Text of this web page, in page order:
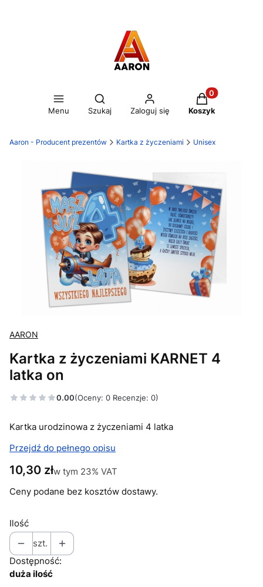
Menu
Otwórz wyszukiwarkę
Szukaj Zaloguj się
Produkty w
Koszyk
Aaron - Producent prezentów Kartka z życzeniami Unisex
AARON
Kartka z życzeniami KARNET 4
latka on
0.00(Oceny: 0 Recenzje: 0)
Kartka urodzinowa z życzeniami 4 latka
Przejdź do pełnego opisu
Cena
10,30 złw tym 23% VAT
w tym 23% VAT
Ceny podane bez kosztów dostawy.
Ilość
szt.
Dostępność:
duża ilość